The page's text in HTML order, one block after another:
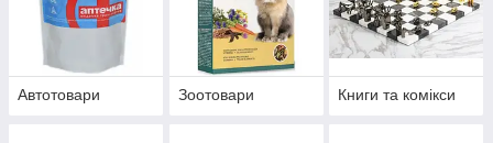
Автотовари Зоотовари Книги та комікси